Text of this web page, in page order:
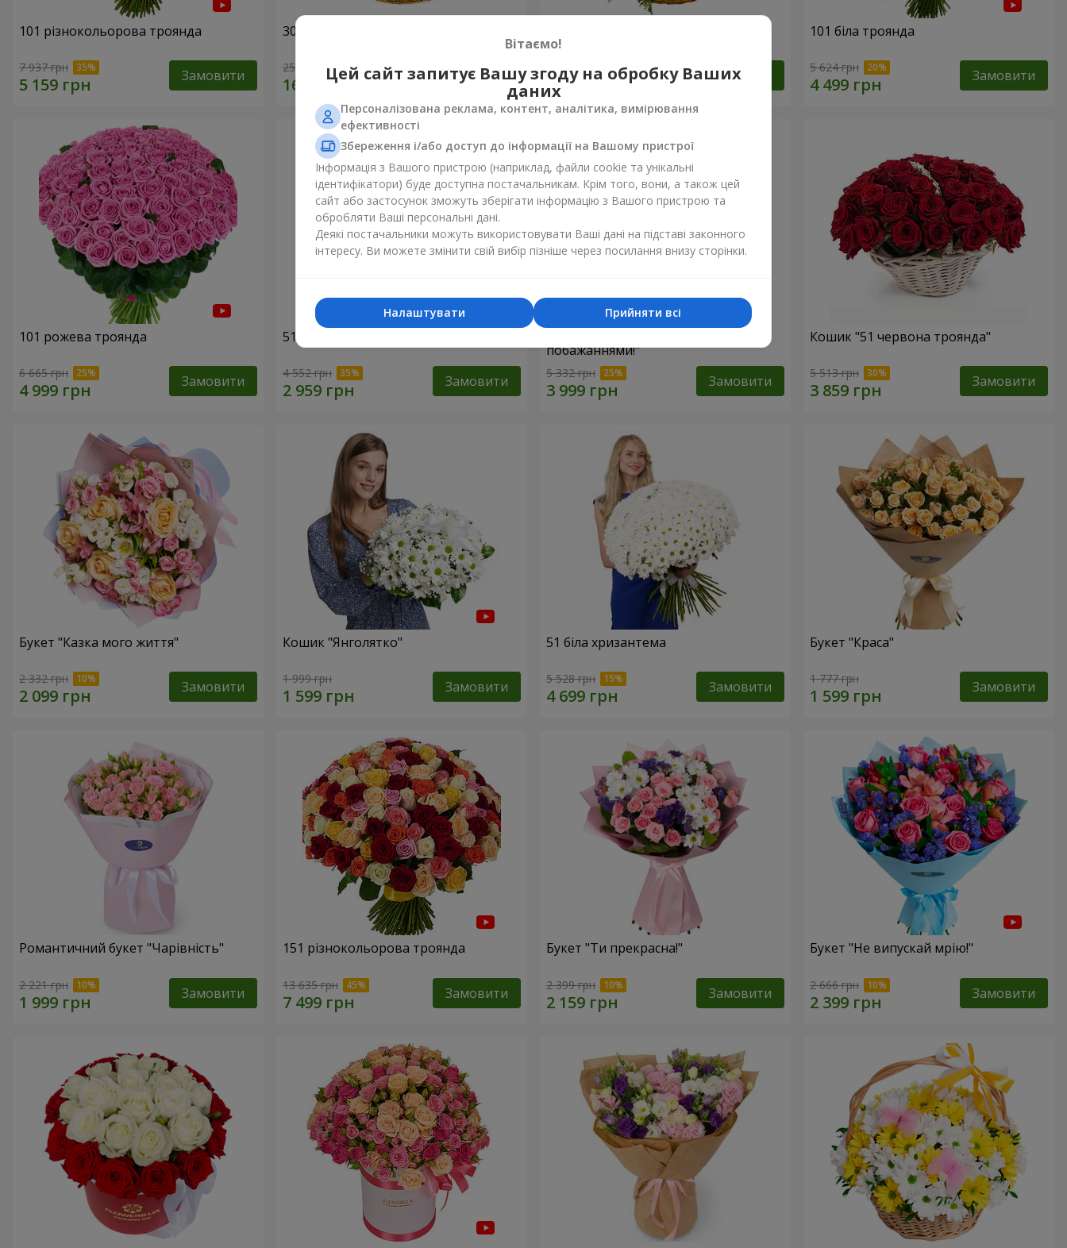
101 різнокольорова троянда
7 937 грн Замовити
301 червона троянда
25 937 грн Замовити 52 289 грн Замовити
101 біла троянда
5 624 грн Замовити
101 рожева троянда
6 665 грн Замовити
51 рожева троянда
4 552 грн Замовити
побажаннями!"
5 332 грн Замовити
Кошик "51 червона троянда"
5 513 грн Замовити
Букет "Казка мого життя"
2 332 грн Замовити
Кошик "Янголятко"
1 999 грн Замовити
51 біла хризантема
5 528 грн Замовити
Букет "Краса"
1 777 грн Замовити
Романтичний букет "Чарівність"
2 221 грн Замовити
151 різнокольорова троянда
13 635 грн Замовити
Букет "Ти прекрасна!"
2 399 грн Замовити
Букет "Не випускай мрію!"
2 666 грн Замовити
Вітаємо!
Цей сайт запитує Вашу згоду на обробку Ваших
даних
Персоналізована реклама, контент, аналітика, вимірювання
ефективності
Збереження і/або доступ до інформації на Вашому пристрої
Інформація з Вашого пристрою (наприклад, файли cookie та унікальні
ідентифікатори) буде доступна постачальникам. Крім того, вони, а також цей
сайт або застосунок зможуть зберігати інформацію з Вашого пристрою та
обробляти Ваші персональні дані.
Деякі постачальники можуть використовувати Ваші дані на підставі законного
інтересу. Ви можете змінити свій вибір пізніше через посилання внизу сторінки.
Прийняти всі
Налаштувати